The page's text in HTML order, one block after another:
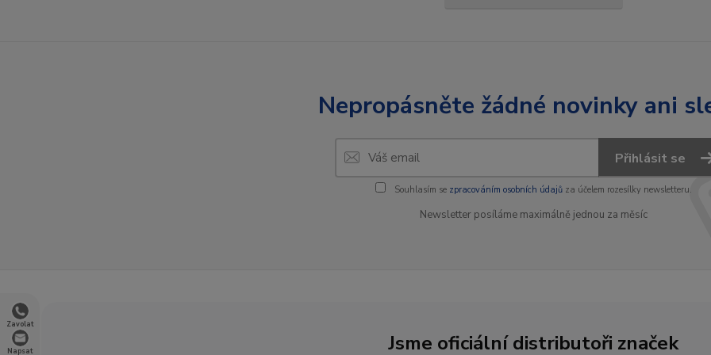
Zavolat
Napsat
Nepropásněte žádné novinky ani
Přihlásit se
Souhlasím se zpracováním osobních údajůza účelem rozesílky newsletteru.
Newsletter posíláme maximálně jednou za měsíc
Jsme oficiální distributoři značek